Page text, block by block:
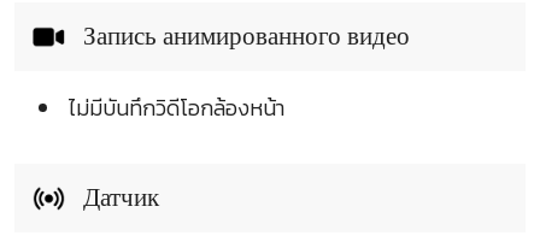
Запись анимированного видео
ไม่มีบันทึกวิดีโอกล้องหน้า
Датчик